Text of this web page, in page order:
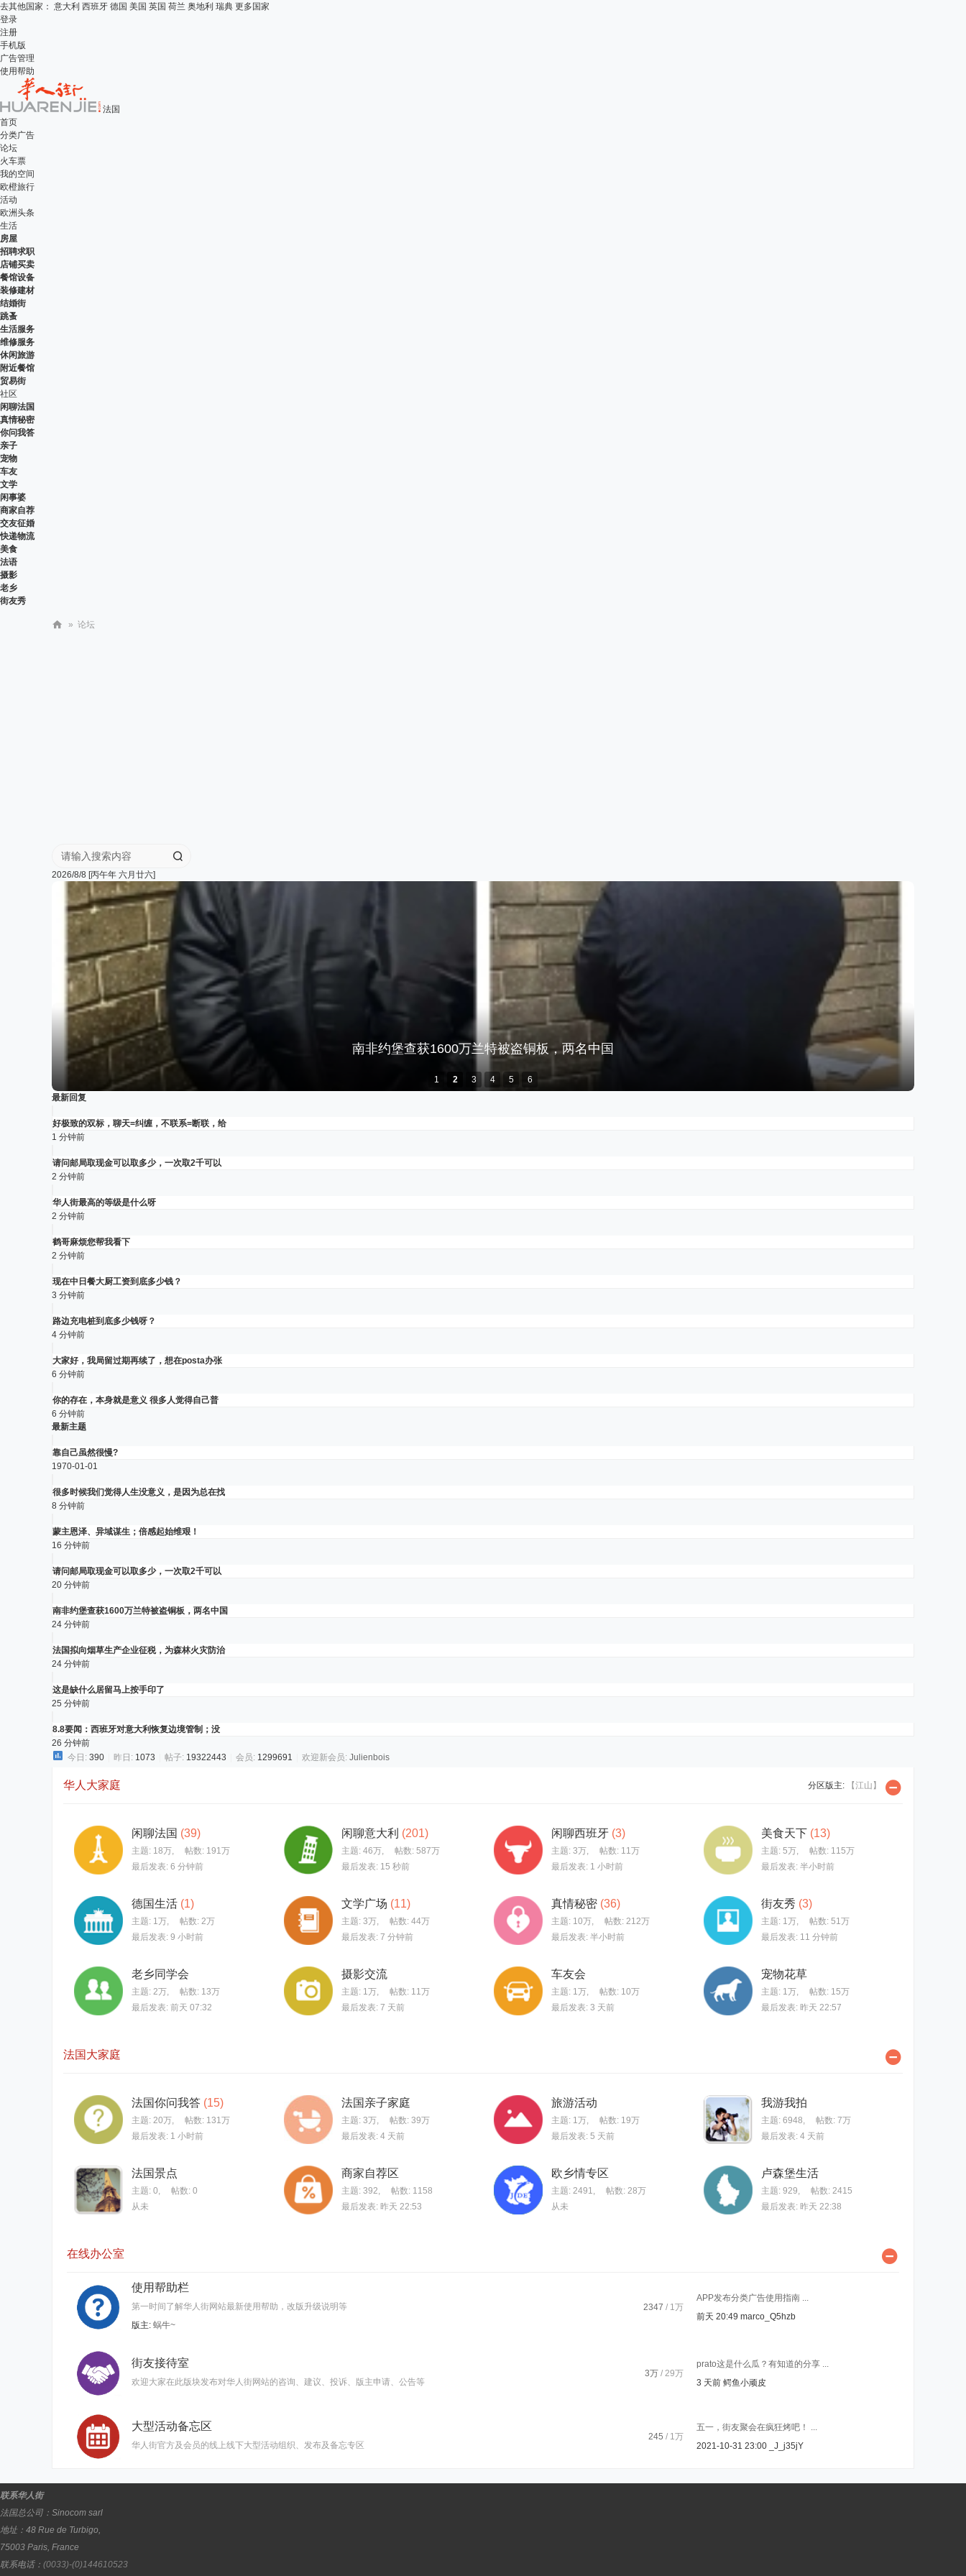
去其他国家： 意大利 西班牙 德国 美国 英国 荷兰 奥地利 瑞典 更多国家
登录
注册
手机版
广告管理
使用帮助
法国
首页
分类广告
论坛
火车票
我的空间
欧橙旅行
活动
欧洲头条
生活
房屋
招聘求职
店铺买卖
餐馆设备
装修建材
结婚街
跳蚤
生活服务
维修服务
休闲旅游
附近餐馆
贸易街
社区
闲聊法国
真情秘密
你问我答
亲子
宠物
车友
文学
闲事婆
商家自荐
交友征婚
快递物流
美食
法语
摄影
老乡
街友秀
» 论坛
2026/8/8 [丙午年 六月廿六]
南非约堡查获1600万兰特被盗铜板，两名中国
1 2 3 4 5
6
最新回复
好极致的双标，聊天=纠缠，不联系=断联，给
1 分钟前
请问邮局取现金可以取多少，一次取2千可以
2 分钟前
华人街最高的等级是什么呀
2 分钟前
鹤哥麻烦您帮我看下
2 分钟前
现在中日餐大厨工资到底多少钱？
3 分钟前
路边充电桩到底多少钱呀？
4 分钟前
大家好，我局留过期再续了，想在posta办张
6 分钟前
你的存在，本身就是意义 很多人觉得自己普
6 分钟前
最新主题
靠自己虽然很慢?
1970-01-01
很多时候我们觉得人生没意义，是因为总在找
8 分钟前
蒙主恩泽、异域谋生；倍感起始维艰！
16 分钟前
请问邮局取现金可以取多少，一次取2千可以
20 分钟前
南非约堡查获1600万兰特被盗铜板，两名中国
24 分钟前
法国拟向烟草生产企业征税，为森林火灾防治
24 分钟前
这是缺什么居留马上按手印了
25 分钟前
8.8要闻：西班牙对意大利恢复边境管制；没
26 分钟前
今日: 390 昨日: 1073 帖子: 19322443 会员: 1299691 欢迎新会员: Julienbois
分区版主: 【江山】
华人大家庭
闲聊法国 (39)
主题: 18万, 帖数: 191万
最后发表: 6 分钟前
闲聊意大利 (201)
主题: 46万, 帖数: 587万
最后发表: 15 秒前
闲聊西班牙 (3)
主题: 3万, 帖数: 11万
最后发表: 1 小时前
美食天下 (13)
主题: 5万, 帖数: 115万
最后发表: 半小时前
德国生活 (1)
主题: 1万, 帖数: 2万
最后发表: 9 小时前
文学广场 (11)
主题: 3万, 帖数: 44万
最后发表: 7 分钟前
真情秘密 (36)
主题: 10万, 帖数: 212万
最后发表: 半小时前
街友秀 (3)
主题: 1万, 帖数: 51万
最后发表: 11 分钟前
老乡同学会
主题: 2万, 帖数: 13万
最后发表: 前天 07:32
摄影交流
主题: 1万, 帖数: 11万
最后发表: 7 天前
车友会
主题: 1万, 帖数: 10万
最后发表: 3 天前
宠物花草
主题: 1万, 帖数: 15万
最后发表: 昨天 22:57
法国大家庭
法国你问我答 (15)
主题: 20万, 帖数: 131万
最后发表: 1 小时前
法国亲子家庭
主题: 3万, 帖数: 39万
最后发表: 4 天前
旅游活动
主题: 1万, 帖数: 19万
最后发表: 5 天前
我游我拍
主题: 6948, 帖数: 7万
最后发表: 4 天前
法国景点
主题: 0,
帖数: 0
从未
商家自荐区
主题: 392,
帖数: 1158
最后发表: 昨天 22:53
欧乡情专区
主题: 2491, 帖数: 28万
从未
卢森堡生活
主题: 929,
帖数: 2415
最后发表: 昨天 22:38
在线办公室
使用帮助栏
第一时间了解华人街网站最新使用帮助，改版升级说明等
版主: 蜗牛~
2347 / 1万
APP发布分类广告使用指南 ...
前天 20:49 marco_Q5hzb
街友接待室
欢迎大家在此版块发布对华人街网站的咨询、建议、投诉、版主申请、公告等
3万 / 29万
prato这是什么瓜？有知道的分享 ...
3 天前 鳄鱼小顽皮
大型活动备忘区
华人街官方及会员的线上线下大型活动组织、发布及备忘专区
245 / 1万
五一，街友聚会在疯狂烤吧！ ...
2021-10-31 23:00
_J_j35jY
联系华人街
法国总公司： Sinocom sarl
地址： 48 Rue de Turbigo,
75003 Paris, France
联系电话： (0033)-(0)144610523